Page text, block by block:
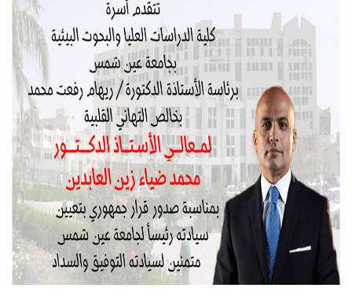
الجداول والنتائج
أنشطة الكلية
المنصة الألكترونية
أهم الأخبار
مشروع شمس BE GREEN
سفراء المناخ